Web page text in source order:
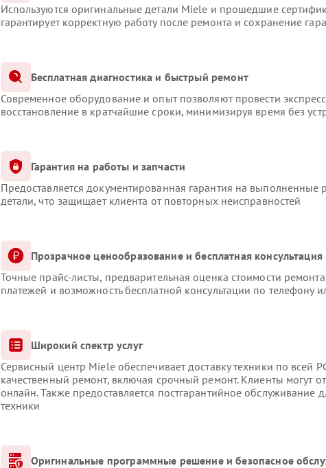
Используются оригинальные детали Miele и прошедшие
гарантирует корректную работу после ремонта и сохранение
Бесплатная диагностика и быстрый ремонт
Современное оборудование и опыт позволяют провести
восстановление в кратчайшие сроки, минимизируя время без
Гарантия на работы и запчасти
Предоставляется документированная гарантия на выполненные
детали, что защищает клиента от повторных неисправностей
Прозрачное ценообразование и бесплатная консультация
Точные прайс-листы, предварительная оценка стоимости
платежей и возможность бесплатной консультации по телефону
Широкий спектр услуг
Сервисный центр Miele обеспечивает доставку техники по всей
качественный ремонт, включая срочный ремонт. Клиенты могут
онлайн. Также предоставляется постгарантийное обслуживание
техники
Оригинальные программные решение и безопасное